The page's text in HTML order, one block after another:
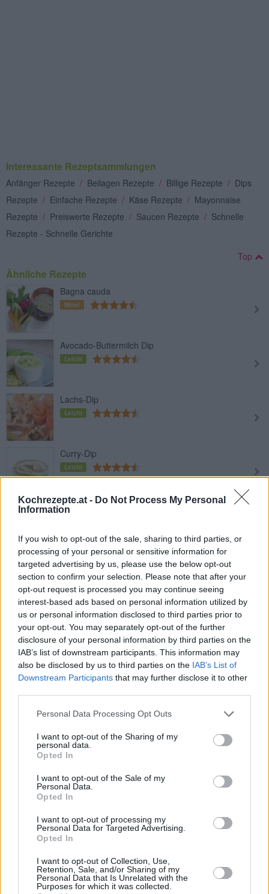
Kochrezepte.at - Do Not Process My Personal
Information
If you wish to opt-out of the sale, sharing to third parties, or
processing of your personal or sensitive information for
targeted advertising by us, please use the below opt-out
section to confirm your selection. Please note that after your
opt-out request is processed you may continue seeing
interest-based ads based on personal information utilized by
us or personal information disclosed to third parties prior to
your opt-out. You may separately opt-out of the further
disclosure of your personal information by third parties on the
IAB’s list of downstream participants. This information may
also be disclosed by us to third parties on the IAB’s List of
Downstream Participants that may further disclose it to other
Personal Data Processing Opt Outs
I want to opt-out of the Sharing of my
personal data.
Opted In
I want to opt-out of the Sale of my
Personal Data.
Opted In
I want to opt-out of processing my
Personal Data for Targeted Advertising.
Opted In
I want to opt-out of Collection, Use,
Retention, Sale, and/or Sharing of my
Personal Data that Is Unrelated with the
Purposes for which it was collected.
Interessante Rezeptsammlungen
Anfänger Rezepte / Beilagen Rezepte / Billige Rezepte / Dips
Rezepte / Einfache Rezepte / Käse Rezepte / Mayonnaise
Rezepte / Preiswerte Rezepte / Saucen Rezepte / Schnelle
Rezepte - Schnelle Gerichte
Top
Ähnliche Rezepte
Bagna cauda
Mittel
Avocado-Buttermilch Dip
Leicht
Lachs-Dip
Leicht
Curry-Dip
Leicht
Cremiger Blauschimmelkäse-Dip
Bärlauch-Dip
Leicht
Knoblauch-Dip
Leicht
Kräuter-Dip
Leicht
Scharfer Dip mit Tabasco
Leicht
Limettenbutter
Cremiger Lachs-Dip